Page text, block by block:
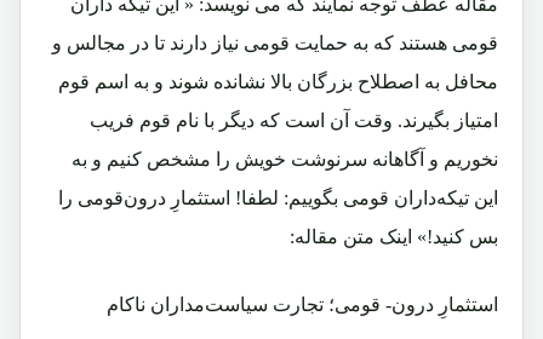
مقاله عطف توجه نمایند که می نویسد: « این تیکه ‌داران
قومی هستند که به حمایت قومی نیاز دارند تا در مجالس و
محافل به اصطلاح بزرگان بالا نشانده شوند و به اسم قوم
امتیاز بگیرند. وقت آن است که دیگر با نام قوم فریب
نخوریم و آگاهانه سرنوشت خویش را مشخص کنیم و به
این تیکه‌داران قومی بگوییم: لطفا! استثمارِ درون‌قومی را
بس کنید!» اینک متن مقاله:
استثمارِ درون- قومی؛ تجارت سیاست‌مداران ناکام